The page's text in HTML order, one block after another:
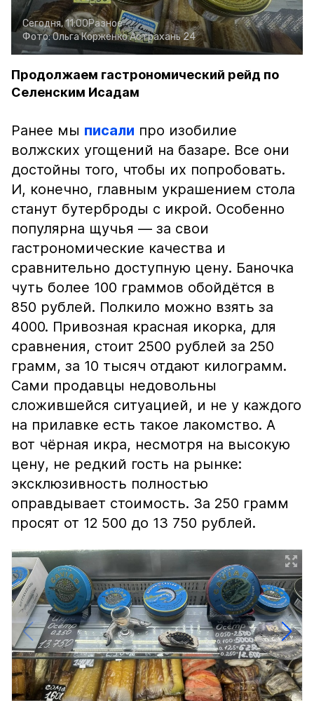
Сегодня, 11:00Разное
Фото:Ольга КорженкоАстрахань 24
Продолжаем гастрономический рейд по
Селенским Исадам
Ранее мы писали про изобилие
волжских угощений на базаре. Все они
достойны того, чтобы их попробовать.
И, конечно, главным украшением стола
станут бутерброды с икрой. Особенно
популярна щучья — за свои
гастрономические качества и
сравнительно доступную цену. Баночка
чуть более 100 граммов обойдётся в
850 рублей. Полкило можно взять за
4000. Привозная красная икорка, для
сравнения, стоит 2500 рублей за 250
грамм, за 10 тысяч отдают килограмм.
Сами продавцы недовольны
сложившейся ситуацией, и не у каждого
на прилавке есть такое лакомство. А
вот чёрная икра, несмотря на высокую
цену, не редкий гость на рынке:
эксклюзивность полностью
оправдывает стоимость. За 250 грамм
просят от 12 500 до 13 750 рублей.